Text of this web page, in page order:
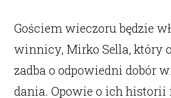
Gościem wieczoru będzie
winnicy, Mirko Sella, który
zadba o odpowiedni dobór
dania. Opowie o ich historii